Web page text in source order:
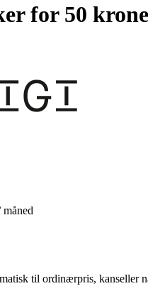
for 50
til ordinærpris, kanseller